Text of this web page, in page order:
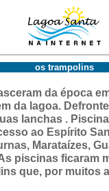
os trampolins
da época
da lagoa.
lanchas .
ao Espírito
Marataízes,
piscinas ficaram
que, por muitos